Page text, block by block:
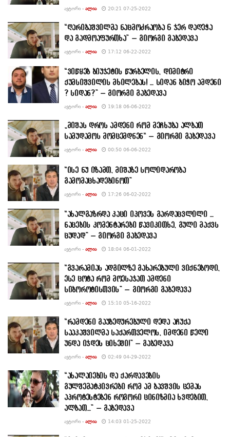
ᲐᲕᲢᲝᲠᲘ - ᲐᲚᲘᲐ 20:21 07-25-2022
“ღარიბაშვილმა ნაცმოძრაობა 6 ჯერ დაღეჭა
და გადმოაფურთხა” – გიორგი გაბედავა
ᲐᲕᲢᲝᲠᲘ - ᲐᲚᲘᲐ 17:12 06-22-2022
“ვიწყებ ბიუჯეტის წურბელის, დიმიტრი
ქუმსიშვილის მხილებას! … სიდან ბიჭო ამდენი
? სიდან?” – გიორგი გაბედავა
ᲐᲕᲢᲝᲠᲘ - ᲐᲚᲘᲐ 19:18 06-06-2022
„მიშას დროს ამდენი რომ მეჩხუბა ალბათ
სამუდამოს მომცემდნენ“ – გიორგი გაბედავა
ᲐᲕᲢᲝᲠᲘ - ᲐᲚᲘᲐ 00:50 06-06-2022
“ისე ნუ იზამთ, მიშაზე სოლიდარობა
გამომაცხადებინოთ”
ᲐᲕᲢᲝᲠᲘ - ᲐᲚᲘᲐ 17:26 06-02-2022
“ახალგაზრდა კაცი იპოვეს გარდაცვლილი …
ნაცების კომენტარები წავიკითხე, გული მაქვს
ცუდად” – გიორგი გაბედავა
ᲐᲕᲢᲝᲠᲘ - ᲐᲚᲘᲐ 18:04 06-01-2022
“გვარამიას ადგილზე გახარებული ვიქნებოდი,
ესე ცოტა რომ მოესაჯათ ამდენი
სიბოროტისთვის” – გიორგი გაბედავა
ᲐᲕᲢᲝᲠᲘ - ᲐᲚᲘᲐ 15:10 05-16-2022
“რამდენი გაუბედურებული დედა აჩუქა
სააკაშვილმა საქართველოს, იმდენი წელი
უნდა იჯდეს ციხეში!” – გაბედავა
ᲐᲕᲢᲝᲠᲘ - ᲐᲚᲘᲐ 02:49 04-29-2022
“ახალაიების და ქარდავების
გულშემატკივრები რომ ამ ბავშვის ცემას
აპროტესტებენ როგორი ცინიზმია ხვდებით,
ალბათ…” – გაბედავა
ᲐᲕᲢᲝᲠᲘ - ᲐᲚᲘᲐ 14:03 01-25-2022